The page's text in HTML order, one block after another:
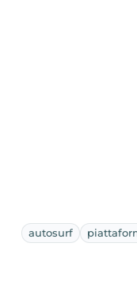
autosurf